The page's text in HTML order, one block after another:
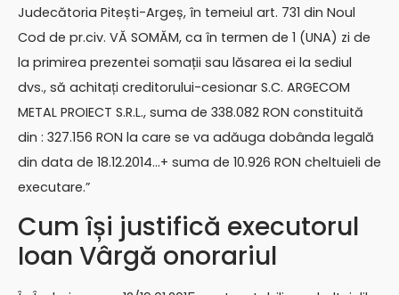
Judecătoria Pitești-Argeș, în temeiul art. 731 din Noul
Cod de pr.civ. VĂ SOMĂM, ca în termen de 1 (UNA) zi de
la primirea prezentei somații sau lăsarea ei la sediul
dvs., să achitați creditorului-cesionar S.C. ARGECOM
METAL PROIECT S.R.L., suma de 338.082 RON constituită
din : 327.156 RON la care se va adăuga dobânda legală
din data de 18.12.2014…+ suma de 10.926 RON cheltuieli de
executare.”
Cum își justifică executorul
Ioan Vârgă onorariul